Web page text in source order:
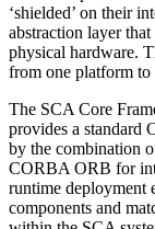
‘shielded’ on their
abstraction layer
physical hardware.
from one platform to
The SCA Core
provides a standard
by the combination
CORBA ORB for
runtime deployment
components and